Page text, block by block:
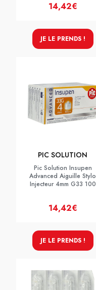
14,42€
JE LE PRENDS !
PIC SOLUTION
Pic Solution Insupen
Advanced Aiguille Stylo
Injecteur 4mm G33 100
14,42€
JE LE PRENDS !